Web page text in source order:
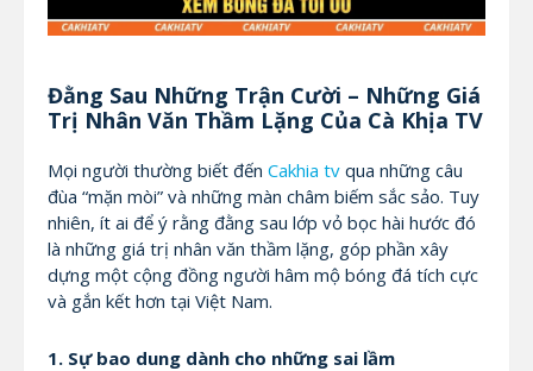
Đằng Sau Những Trận Cười – Những Giá
Trị Nhân Văn Thầm Lặng Của Cà Khịa TV
Mọi người thường biết đến Cakhia tv qua những câu
đùa “mặn mòi” và những màn châm biếm sắc sảo. Tuy
nhiên, ít ai để ý rằng đằng sau lớp vỏ bọc hài hước đó
là những giá trị nhân văn thầm lặng, góp phần xây
dựng một cộng đồng người hâm mộ bóng đá tích cực
và gắn kết hơn tại Việt Nam.
1. Sự bao dung dành cho những sai lầm